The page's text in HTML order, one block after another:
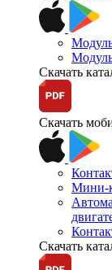
Скачать
Скачать
Мини-
Скачать